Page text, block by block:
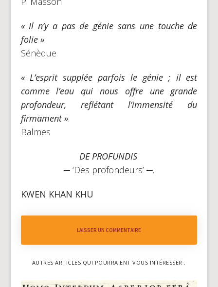
« Il n’y a pas de génie sans une touche de
folie ».
Sénèque
« L’esprit supplée parfois le génie ; il est
comme l’eau qui nous offre une grande
profondeur, reflétant l’immensité du
firmament ».
Balmes
DE PROFUNDIS.
─ ‘Des profondeurs’ ─.
KWEN KHAN KHU
LAISSER UN COMMENTAIRE
AUTRES ARTICLES QUI POURRAIENT VOUS INTÉRESSER :